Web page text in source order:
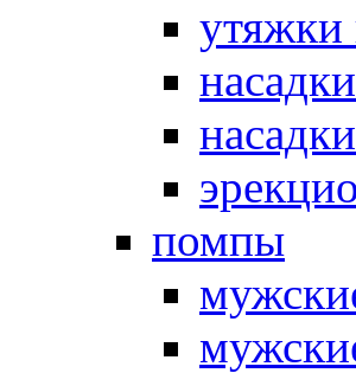
утяжки
помпы